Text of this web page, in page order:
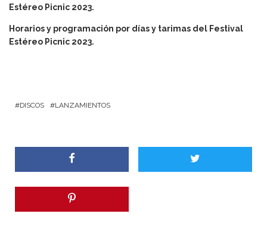
Estéreo Picnic 2023.
Horarios y programación por días y tarimas del Festival
Estéreo Picnic 2023.
DISCOS LANZAMIENTOS